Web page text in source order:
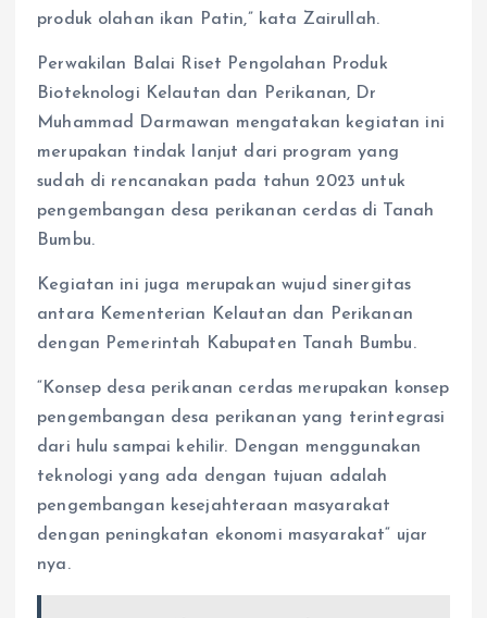
produk olahan ikan Patin,” kata Zairullah.
Perwakilan Balai Riset Pengolahan Produk
Bioteknologi Kelautan dan Perikanan, Dr
Muhammad Darmawan mengatakan kegiatan ini
merupakan tindak lanjut dari program yang
sudah di rencanakan pada tahun 2023 untuk
pengembangan desa perikanan cerdas di Tanah
Bumbu.
Kegiatan ini juga merupakan wujud sinergitas
antara Kementerian Kelautan dan Perikanan
dengan Pemerintah Kabupaten Tanah Bumbu.
“Konsep desa perikanan cerdas merupakan konsep
pengembangan desa perikanan yang terintegrasi
dari hulu sampai kehilir. Dengan menggunakan
teknologi yang ada dengan tujuan adalah
pengembangan kesejahteraan masyarakat
dengan peningkatan ekonomi masyarakat“ ujar
nya.